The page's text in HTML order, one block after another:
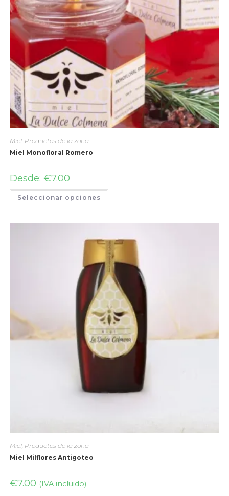
Miel, Productos de la zona
Miel Monofloral Romero
Desde: €7.00
Seleccionar opciones
Miel, Productos de la zona
Miel Milflores Antigoteo
€7.00 (IVA incluido)